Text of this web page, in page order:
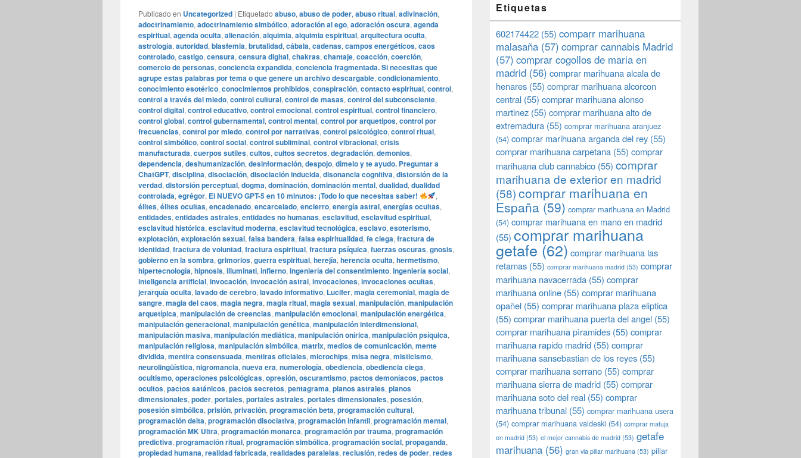
Publicado en Uncategorized | Etiquetado abuso, abuso de poder, abuso ritual, adivinación,
adoctrinamiento, adoctrinamiento simbólico, adoración al ego, adoración oscura, agenda
espiritual, agenda oculta, alienación, alquimia, alquimia espiritual, arquitectura oculta,
astrología, autoridad, blasfemia, brutalidad, cábala, cadenas, campos energéticos, caos
controlado, castigo, censura, censura digital, chakras, chantaje, coacción, coerción,
comercio de personas, conciencia expandida, conciencia fragmentada. Si necesitas que
agrupe estas palabras por tema o que genere un archivo descargable, condicionamiento,
conocimiento esotérico, conocimientos prohibidos, conspiración, contacto espiritual, control,
control a través del miedo, control cultural, control de masas, control del subconsciente,
control digital, control educativo, control emocional, control espiritual, control financiero,
control global, control gubernamental, control mental, control por arquetipos, control por
frecuencias, control por miedo, control por narrativas, control psicológico, control ritual,
control simbólico, control social, control subliminal, control vibracional, crisis
manufacturada, cuerpos sutiles, cultos, cultos secretos, degradación, demonios,
dependencia, deshumanización, desinformación, despojo, dímelo y te ayudo. Preguntar a
ChatGPT, disciplina, disociación, disociación inducida, disonancia cognitiva, distorsión de la
verdad, distorsión perceptual, dogma, dominación, dominación mental, dualidad, dualidad
controlada, egrégor, El NUEVO GPT-5 en 10 minutos: ¡Todo lo que necesitas saber! ,
élites, élites ocultas, encadenado, encarcelado, encierro, energía astral, energías ocultas,
entidades, entidades astrales, entidades no humanas, esclavitud, esclavitud espiritual,
esclavitud histórica, esclavitud moderna, esclavitud tecnológica, esclavo, esoterismo,
explotación, explotación sexual, falsa bandera, falsa espiritualidad, fe ciega, fractura de
identidad, fractura de voluntad, fractura espiritual, fractura psíquica, fuerzas oscuras, gnosis,
gobierno en la sombra, grimorios, guerra espiritual, herejía, herencia oculta, hermetismo,
hipertecnología, hipnosis, illuminati, infierno, ingeniería del consentimiento, ingeniería social,
inteligencia artificial, invocación, invocación astral, invocaciones, invocaciones ocultas,
jerarquía oculta, lavado de cerebro, lavado informativo, Lucifer, magia ceremonial, magia de
sangre, magia del caos, magia negra, magia ritual, magia sexual, manipulación, manipulación
arquetípica, manipulación de creencias, manipulación emocional, manipulación energética,
manipulación generacional, manipulación genética, manipulación interdimensional,
manipulación masiva, manipulación mediática, manipulación onírica, manipulación psíquica,
manipulación religiosa, manipulación simbólica, matrix, medios de comunicación, mente
dividida, mentira consensuada, mentiras oficiales, microchips, misa negra, misticismo,
neurolingüística, nigromancia, nueva era, numerología, obediencia, obediencia ciega,
ocultismo, operaciones psicológicas, opresión, oscurantismo, pactos demoníacos, pactos
ocultos, pactos satánicos, pactos secretos, pentagrama, planos astrales, planos
dimensionales, poder, portales, portales astrales, portales dimensionales, posesión,
posesión simbólica, prisión, privación, programación beta, programación cultural,
programación delta, programación disociativa, programación infantil, programación mental,
programación MK Ultra, programación monarca, programación por trauma, programación
predictiva, programación ritual, programación simbólica, programación social, propaganda,
propiedad humana, realidad fabricada, realidades paralelas, reclusión, redes de poder, redes
Etiquetas
602174422 (55) comparr marihuana
malasaña (57) comprar cannabis Madrid
(57) comprar cogollos de maria en
madrid (56) comprar marihuana alcala de
henares (55) comprar marihuana alcorcon
central (55) comprar marihuana alonso
martinez (55) comprar marihuana alto de
extremadura (55) comprar marihuana aranjuez
(54) comprar marihuana arganda del rey (55)
comprar marihuana carpetana (55) comprar
marihuana club cannabico (55) comprar
marihuana de exterior en madrid
(58)comprar marihuana en
España (59) comprar marihuana en Madrid
(54) comprar marihuana en mano en madrid
(55) comprar marihuana
getafe (62) comprar marihuana las
retamas (55) comprar marihuana madrid (53) comprar
marihuana navacerrada (55) comprar
marihuana online (55) comprar marihuana
opañel (55) comprar marihuana plaza eliptica
(55) comprar marihuana puerta del angel (55)
comprar marihuana pìramides (55) comprar
marihuana rapido madrid (55) comprar
marihuana sansebastian de los reyes (55)
comprar marihuana serrano (55) comprar
marihuana sierra de madrid (55) comprar
marihuana soto del real (55) comprar
marihuana tribunal (55) comprar marihuana usera
(54) comprar marihuana valdeski (54) comprar matuja
en madrid (53) el mejor cannabis de madrid (53) getafe
marihuana (56) gran via pillar marihuana (53) pillar